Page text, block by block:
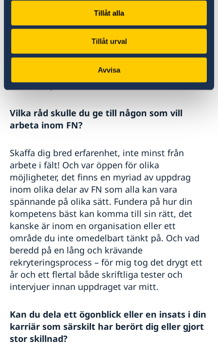
Tillåt alla
Tillåt urval
Avvisa
diskussioner som förs om att reformera FN. Att
ha arbetat i många olika miljöer och
sammanhang, liksom bred chefserfarenhet från
har också haft stor nytta av den breda
företrädarerfarenhet som diplomatrollen gett
som talesperson för UN Women i Genève.
Vilka råd skulle du ge till någon som vill
arbeta inom FN?
Skaffa dig bred erfarenhet, inte minst från
arbete i fält! Och var öppen för olika
möjligheter, det finns en myriad av uppdrag
inom olika delar av FN som alla kan vara
spännande på olika sätt. Fundera på hur din
kompetens bäst kan komma till sin rätt, det
kanske är inom en organisation eller ett
område du inte omedelbart tänkt på. Och vad
beredd på en lång och krävande
rekryteringsprocess – för mig tog det drygt ett
år och ett flertal både skriftliga tester och
intervjuer innan uppdraget var mitt.
Kan du dela ett ögonblick eller en insats i din
karriär som särskilt har berört dig eller gjort
stor skillnad?